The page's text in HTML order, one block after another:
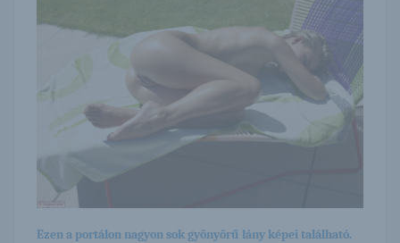
Ezen a portálon nagyon sok gyönyörű lány képei található.